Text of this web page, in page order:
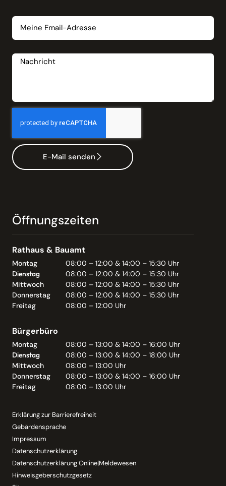
E-Mail senden
Öffnungszeiten
Rathaus & Bauamt
Montag
08:00 – 12:00 & 14:00 – 15:30 Uhr
Dienstag
08:00 – 12:00 & 14:00 – 15:30 Uhr
Mittwoch
08:00 – 12:00 & 14:00 – 15:30 Uhr
Donnerstag
08:00 – 12:00 & 14:00 – 15:30 Uhr
Freitag
08:00 – 12:00 Uhr
Bürgerbüro
Montag
08:00 – 13:00 & 14:00 – 16:00 Uhr
Dienstag
08:00 – 13:00 & 14:00 – 18:00 Uhr
Mittwoch
08:00 – 13:00 Uhr
Donnerstag
08:00 – 13:00 & 14:00 – 16:00 Uhr
Freitag
08:00 – 13:00 Uhr
Erklärung zur Barrierefreiheit
Gebärdensprache
Impressum
Datenschutzerklärung
Datenschutzerklärung Online|Meldewesen
Hinweisgeberschutzgesetz